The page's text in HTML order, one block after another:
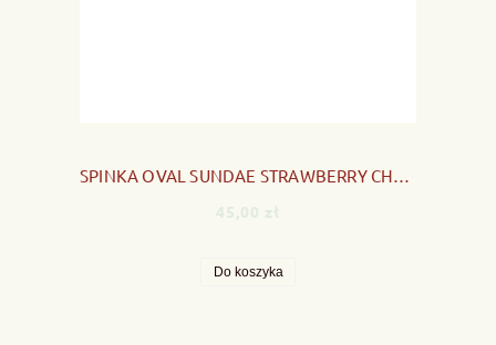
SPINKA OVAL SUNDAE STRAWBERRY CHEESECAKE
45,00 zł
Do koszyka